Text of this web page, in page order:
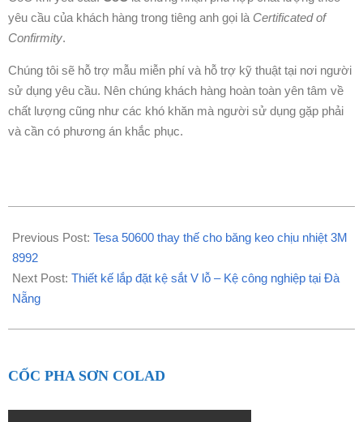
yêu cầu của khách hàng trong tiêng anh gọi là Certificated of
Confirmity.
Chúng tôi sẽ hỗ trợ mẫu miễn phí và hỗ trợ kỹ thuật tại nơi người
sử dụng yêu cầu. Nên chúng khách hàng hoàn toàn yên tâm về
chất lượng cũng như các khó khăn mà người sử dụng gặp phải
và cần có phương án khắc phục.
09-
26
Previous Post: Tesa 50600 thay thế cho băng keo chịu nhiệt 3M
8992
Next Post: Thiết kế lắp đặt kệ sắt V lỗ – Kệ công nghiệp tại Đà
Nẵng
CỐC PHA SƠN COLAD